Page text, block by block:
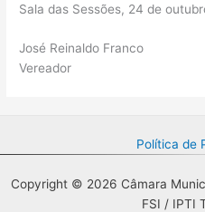
Sala das Sessões, 24 de
José Reinaldo Franco
Vereador
Política de
Copyright © 2026 Câmara
FSI / IPTI